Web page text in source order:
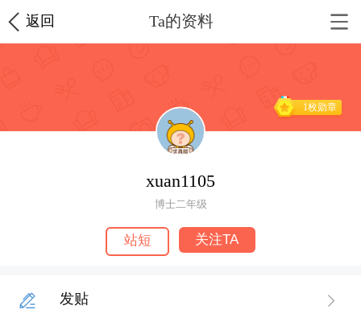
返回 Ta的资料
1枚勋章
xuan1105
博士二年级
站短 关注TA
发贴